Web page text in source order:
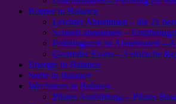
Körper in Balance
Leichter Abnehmen – die 21
Schnell abnehmen –
Frühlingszeit ist Abnehmzeit –
Gesünder Essen – 3 einfache
Energie in Balance
Seele in Balance
Wachstum in Balance
Pilates Ausbildung – Pilates